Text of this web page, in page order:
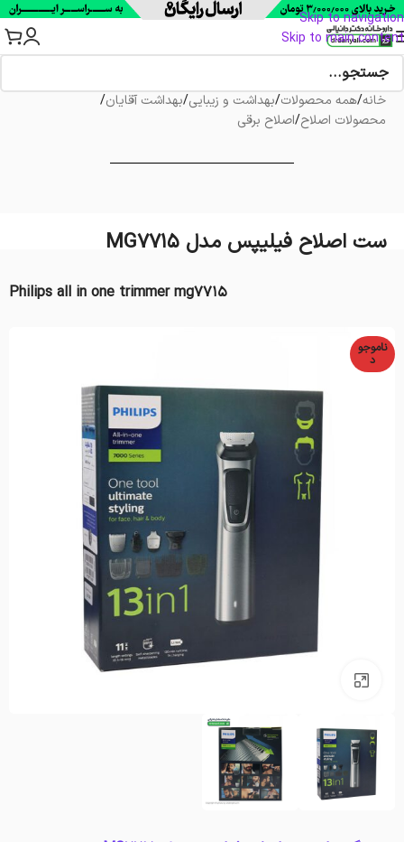
Skip to navigation
Skip to main content
خانه/همه محصولات/بهداشت و زیبایی/بهداشت آقایان/
محصولات اصلاح/اصلاح برقی
ست اصلاح فیلیپس مدل MG7715
Philips all in one trimmer mg7715
ناموجو
د